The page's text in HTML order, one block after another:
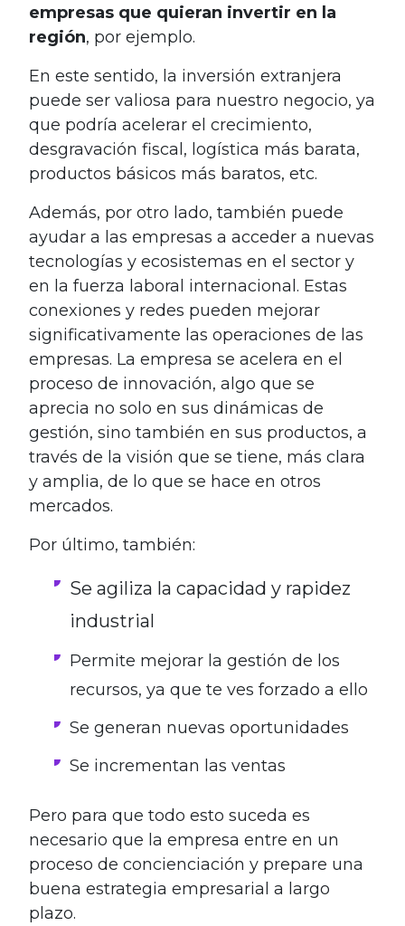
empresas que quieran invertir en la
región, por ejemplo.
En este sentido, la inversión extranjera
puede ser valiosa para nuestro negocio, ya
que podría acelerar el crecimiento,
desgravación fiscal, logística más barata,
productos básicos más baratos, etc.
Además, por otro lado, también puede
ayudar a las empresas a acceder a nuevas
tecnologías y ecosistemas en el sector y
en la fuerza laboral internacional. Estas
conexiones y redes pueden mejorar
significativamente las operaciones de las
empresas. La empresa se acelera en el
proceso de innovación, algo que se
aprecia no solo en sus dinámicas de
gestión, sino también en sus productos, a
través de la visión que se tiene, más clara
y amplia, de lo que se hace en otros
mercados.
Por último, también:
Se agiliza la capacidad y rapidez
industrial
Permite mejorar la gestión de los
recursos, ya que te ves forzado a ello
Se generan nuevas oportunidades
Se incrementan las ventas
Pero para que todo esto suceda es
necesario que la empresa entre en un
proceso de concienciación y prepare una
buena estrategia empresarial a largo
plazo.